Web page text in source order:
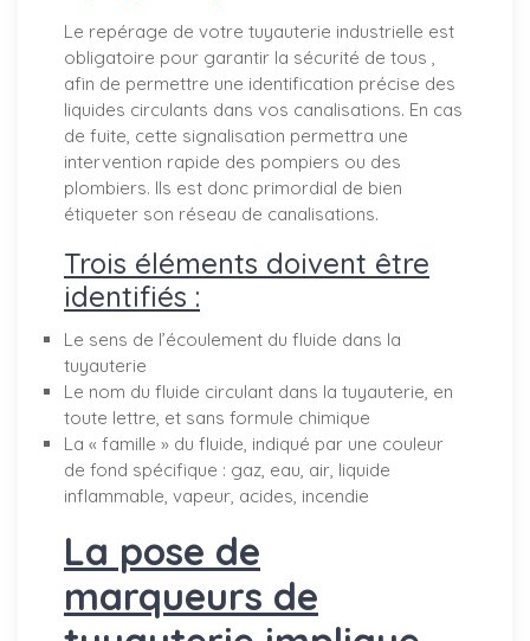
Le repérage de votre tuyauterie industrielle est
obligatoire pour garantir la sécurité de tous ,
afin de permettre une identification précise des
liquides circulants dans vos canalisations. En cas
de fuite, cette signalisation permettra une
intervention rapide des pompiers ou des
plombiers. Ils est donc primordial de bien
étiqueter son réseau de canalisations.
Trois éléments doivent être
identifiés :
Le sens de l’écoulement du fluide dans la
tuyauterie
Le nom du fluide circulant dans la tuyauterie, en
toute lettre, et sans formule chimique
La « famille » du fluide, indiqué par une couleur
de fond spécifique : gaz, eau, air, liquide
inflammable, vapeur, acides, incendie
La pose de
marqueurs de